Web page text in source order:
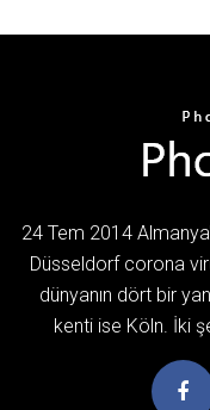
24 Tem 2014
Düsseldorf corona
dünyanın dört bir
kenti ise Köln. İki